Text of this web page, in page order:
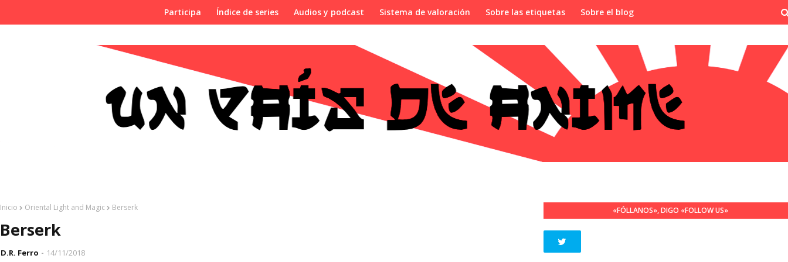
Participa Índice de series Audios y podcast Sistema de valoración Sobre las etiquetas Sobre el blog
Inicio Oriental Light and Magic Berserk
Berserk
D.R. Ferro 14/11/2018
«FÓLLANOS», DIGO «FOLLOW US»